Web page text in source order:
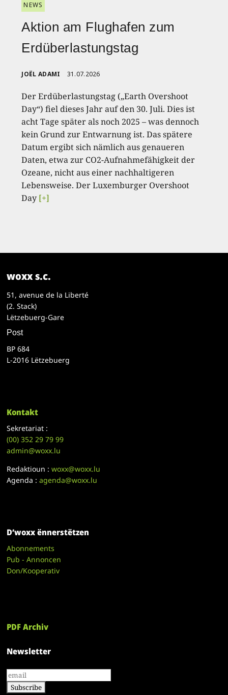
NEWS
Aktion am Flughafen zum
Erdüberlastungstag
JOËL ADAMI 31.07.2026
Der Erdüberlastungstag („Earth Overshoot
Day“) fiel dieses Jahr auf den 30. Juli. Dies ist
acht Tage später als noch 2025 – was dennoch
kein Grund zur Entwarnung ist. Das spätere
Datum ergibt sich nämlich aus genaueren
Daten, etwa zur CO2-Aufnahmefähigkeit der
Ozeane, nicht aus einer nachhaltigeren
Lebensweise. Der Luxemburger Overshoot
Day [+]
woxx s.c.
51, avenue de la Liberté
(2. Stack)
Lëtzebuerg-Gare
Post
BP 684
L-2016 Lëtzebuerg
Kontakt
Sekretariat :
(00)352 29 79 99
admin@woxx.lu
Redaktioun :woxx@woxx.lu
Agenda :agenda@woxx.lu
D’woxx ënnerstëtzen
Abonnements
Pub - Annoncen
Don/Kooperativ
PDF Archiv
Newsletter